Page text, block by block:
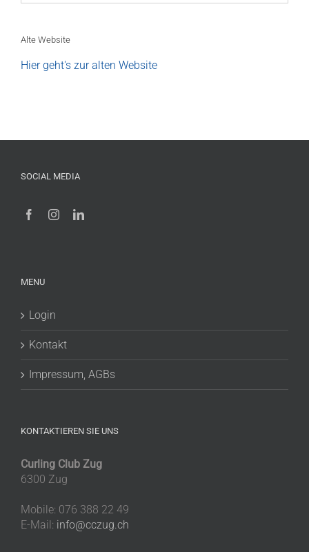
Alte Website
Hier geht's zur alten Website
SOCIAL MEDIA
MENU
Login
Kontakt
Impressum, AGBs
KONTAKTIEREN SIE UNS
Curling Club Zug
6300 Zug
Mobile: 076 388 22 49
E-Mail: info@cczug.ch